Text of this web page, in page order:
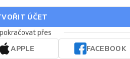
ÚČET
přes
APPLE
FACEBOOK